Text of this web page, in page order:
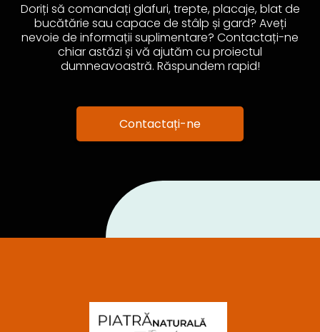
Doriți să comandați glafuri, trepte, placaje, blat de
bucătărie sau capace de stâlp și gard? Aveți
nevoie de informații suplimentare? Contactați-ne
chiar astăzi și vă ajutăm cu proiectul
dumneavoastră. Răspundem rapid!
Contactați-ne